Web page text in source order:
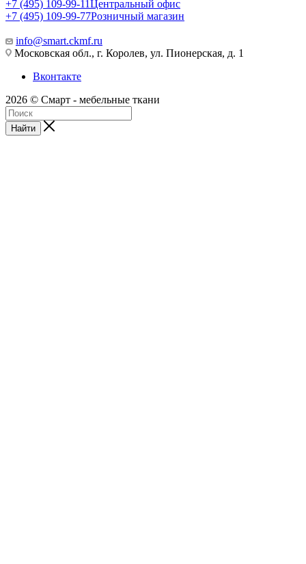
+7 (495) 109-99-11Центральный офис
+7 (495) 109-99-77Розничный магазин
info@smart.ckmf.ru
Московская обл., г. Королев, ул. Пионерская, д. 1
Вконтакте
2026 © Смарт - мебельные ткани
Найти